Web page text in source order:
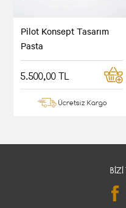
Pilot Konsept Tasarım
Pasta
5.500,00 TL
Ücretsiz Kargo
BIZI